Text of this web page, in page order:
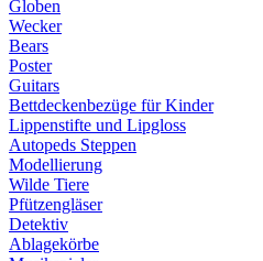
Globen
Wecker
Bears
Poster
Guitars
Bettdeckenbezüge für Kinder
Lippenstifte und Lipgloss
Autopeds Steppen
Modellierung
Wilde Tiere
Pfützengläser
Detektiv
Ablagekörbe